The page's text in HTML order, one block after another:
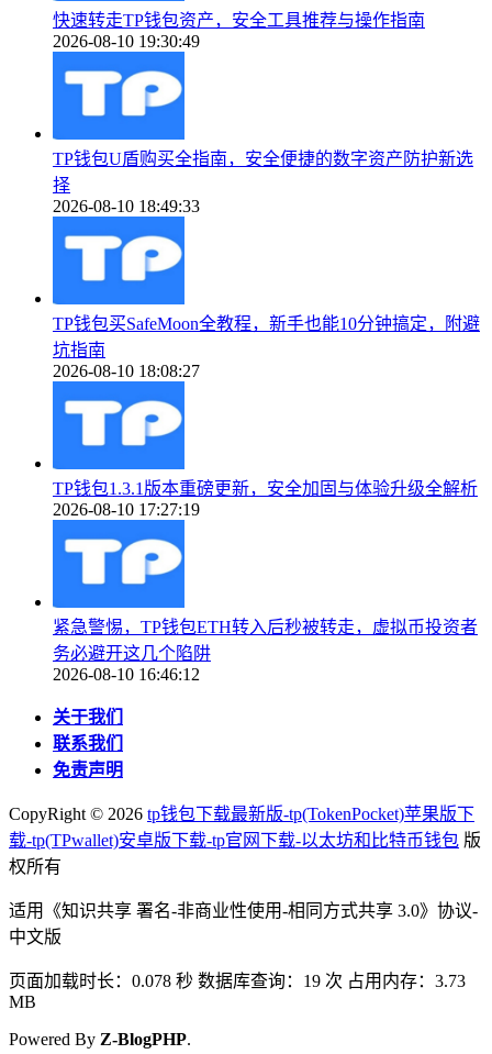
快速转走TP钱包资产，安全工具推荐与操作指南
2026-08-10 19:30:49
TP钱包U盾购买全指南，安全便捷的数字资产防护新选
择
2026-08-10 18:49:33
TP钱包买SafeMoon全教程，新手也能10分钟搞定，附避
坑指南
2026-08-10 18:08:27
TP钱包1.3.1版本重磅更新，安全加固与体验升级全解析
2026-08-10 17:27:19
紧急警惕，TP钱包ETH转入后秒被转走，虚拟币投资者
务必避开这几个陷阱
2026-08-10 16:46:12
关于我们
联系我们
免责声明
CopyRight © 2026 tp钱包下载最新版-tp(TokenPocket)苹果版下
载-tp(TPwallet)安卓版下载-tp官网下载-以太坊和比特币钱包 版
权所有
适用《知识共享 署名-非商业性使用-相同方式共享 3.0》协议-
中文版
页面加载时长：0.078 秒 数据库查询：19 次 占用内存：3.73
MB
Powered By Z-BlogPHP.